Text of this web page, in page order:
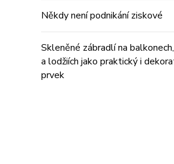
Někdy není podnikání ziskové
Skleněné zábradlí na
a lodžiích jako praktický i
prvek